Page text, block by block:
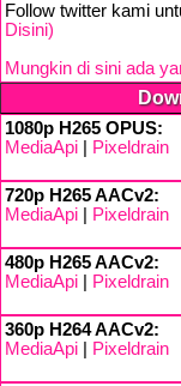
Follow twitter kami
Disini)
Mungkin di sini ada
1080p H265 OPUS:
MediaApi
Pixeldrain
720p H265 AACv2:
MediaApi
Pixeldrain
480p H265 AACv2:
MediaApi
Pixeldrain
360p H264 AACv2:
MediaApi
Pixeldrain